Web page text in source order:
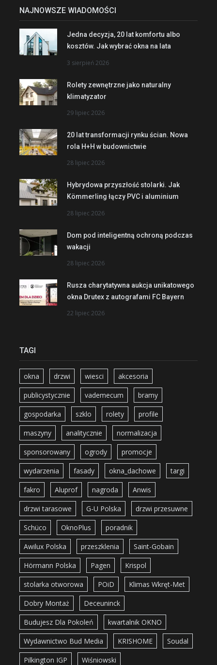
NAJNOWSZE WIADOMOŚCI
Jedna decyzja, 20 lat komfortu albo
kosztów. Jak wybrać okna na lata
3 sierpień 2026
Rolety zewnętrzne jako naturalny
klimatyzator
29 lipiec 2026
20 lat transformacji rynku ścian. Nowa
rola H+H w budownictwie
28 lipiec 2026
Hybrydowa przyszłość stolarki. Jak
Kömmerling łączy PVC i aluminium
28 lipiec 2026
Dom pod inteligentną ochroną podczas
wakacji
28 lipiec 2026
Rusza charytatywna aukcja unikatowego
okna Drutex z autografami FC Bayern
22 lipiec 2026
TAGI
okna drzwi wiesci akcesoria
publicystycznie vademecum bramy
gospodarka szklo rolety profile
maszyny analitycznie normalizacja
sponsorowany ogrody promocje
wydarzenia fasady okna_dachowe targi
fakro Aluprof nagroda Anwis
drzwi tarasowe G-U Polska drzwi przesuwne
Schüco OknoPlus poradnik
Awilux Polska przeszklenia Saint-Gobain
Hörmann Polska Pagen Krispol
stolarka otworowa POiD Klimas Wkręt-Met
Dobry Montaż Deceuninck
Budujesz Dla Pokoleń kwartalnik OKNO
Wydawnictwo Bud Media KRISHOME Soudal
Pilkington IGP Wiśniowski